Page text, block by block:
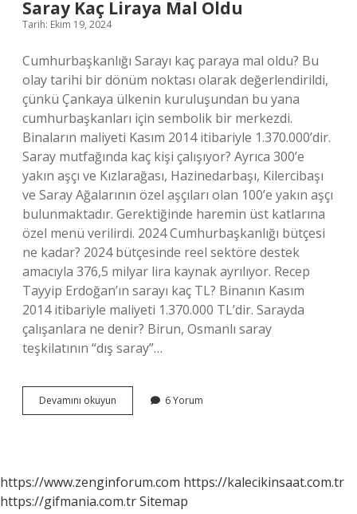
Saray Kaç Liraya Mal Oldu
Tarih: Ekim 19, 2024
Cumhurbaşkanlığı Sarayı kaç paraya mal oldu? Bu
olay tarihi bir dönüm noktası olarak değerlendirildi,
çünkü Çankaya ülkenin kuruluşundan bu yana
cumhurbaşkanları için sembolik bir merkezdi.
Binaların maliyeti Kasım 2014 itibariyle 1.370.000’dir.
Saray mutfağında kaç kişi çalışıyor? Ayrıca 300’e
yakın aşçı ve Kızlarağası, Hazinedarbaşı, Kilercibaşı
ve Saray Ağalarının özel aşçıları olan 100’e yakın aşçı
bulunmaktadır. Gerektiğinde haremin üst katlarına
özel menü verilirdi. 2024 Cumhurbaşkanlığı bütçesi
ne kadar? 2024 bütçesinde reel sektöre destek
amacıyla 376,5 milyar lira kaynak ayrılıyor. Recep
Tayyip Erdoğan’ın sarayı kaç TL? Binanın Kasım
2014 itibariyle maliyeti 1.370.000 TL’dir. Sarayda
çalışanlara ne denir? Birun, Osmanlı saray
teşkilatının “dış saray”…
Devamını okuyun
Kaç
6 Yorum
https://www.zenginforum.com https://kalecikinsaat.com.tr
https://gifmania.com.trSitemap